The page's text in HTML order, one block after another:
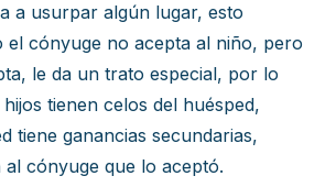
a usurpar algún lugar, esto
el cónyuge no acepta al niño, pero
le da un trato especial, por lo
tienen celos del huésped,
tiene ganancias secundarias,
al cónyuge que lo aceptó.